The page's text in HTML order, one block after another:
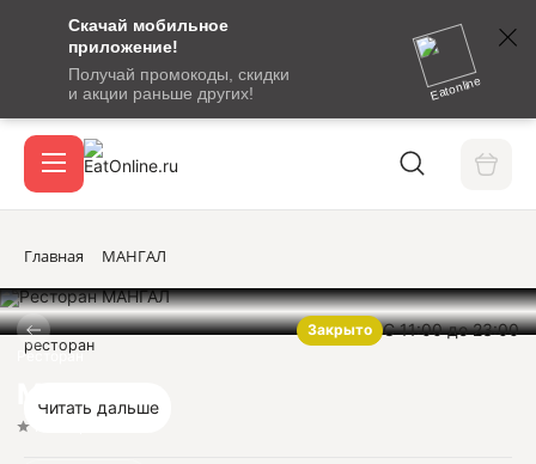
Скачай мобильное
приложение!
Получай промокоды, скидки
и акции раньше других!
Eatonline
сообщение
кодом
подтверждения
Вход / регистрация
Акции
Главная МАНГАЛ
Закрыто С 11:00 до 23:00
Ресторан
ресторан
Читать дальше